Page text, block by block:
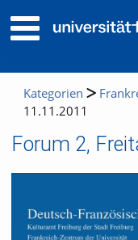
Kategorien
11.11.2011
Forum 2,